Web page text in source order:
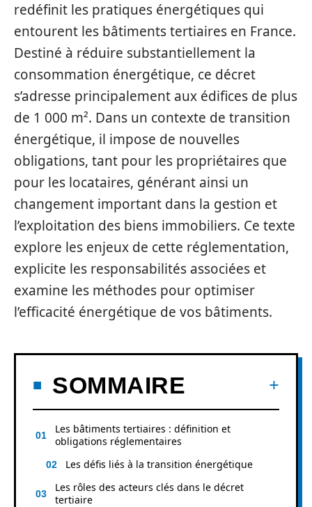
redéfinit les pratiques énergétiques qui
entourent les bâtiments tertiaires en France.
Destiné à réduire substantiellement la
consommation énergétique, ce décret
s’adresse principalement aux édifices de plus
de 1 000 m². Dans un contexte de transition
énergétique, il impose de nouvelles
obligations, tant pour les propriétaires que
pour les locataires, générant ainsi un
changement important dans la gestion et
l’exploitation des biens immobiliers. Ce texte
explore les enjeux de cette réglementation,
explicite les responsabilités associées et
examine les méthodes pour optimiser
l’efficacité énergétique de vos bâtiments.
SOMMAIRE
Les bâtiments tertiaires : définition et
obligations réglementaires
Les défis liés à la transition énergétique
Les rôles des acteurs clés dans le décret
tertiaire